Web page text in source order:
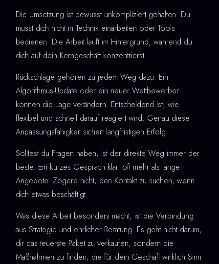
Die Umsetzung ist bewusst unkompliziert gehalten. Du
musst dich nicht in Technik einarbeiten oder Tools
bedienen. Die Arbeit läuft im Hintergrund, während du
dich auf dein Kerngeschäft konzentrierst.
Rückschläge gehören zu jedem Weg dazu. Ein
Algorithmus-Update oder ein neuer Wettbewerber
können die Lage verändern. Entscheidend ist, wie
flexibel und schnell darauf reagiert wird. Genau diese
Anpassungsfähigkeit sichert langfristigen Erfolg.
Solltest du Fragen haben, ist der direkte Weg immer der
beste. Ein kurzes Gespräch klärt oft mehr als lange
Angebote. Zögere nicht, den Kontakt zu suchen, wenn
dich etwas beschäftigt.
Was diese Arbeit besonders macht, ist die Verbindung
aus Strategie und ehrlicher Beratung. Es geht nicht darum,
dir das teuerste Paket zu verkaufen, sondern die
Maßnahmen zu finden, die für dein Geschäft wirklich Sinn